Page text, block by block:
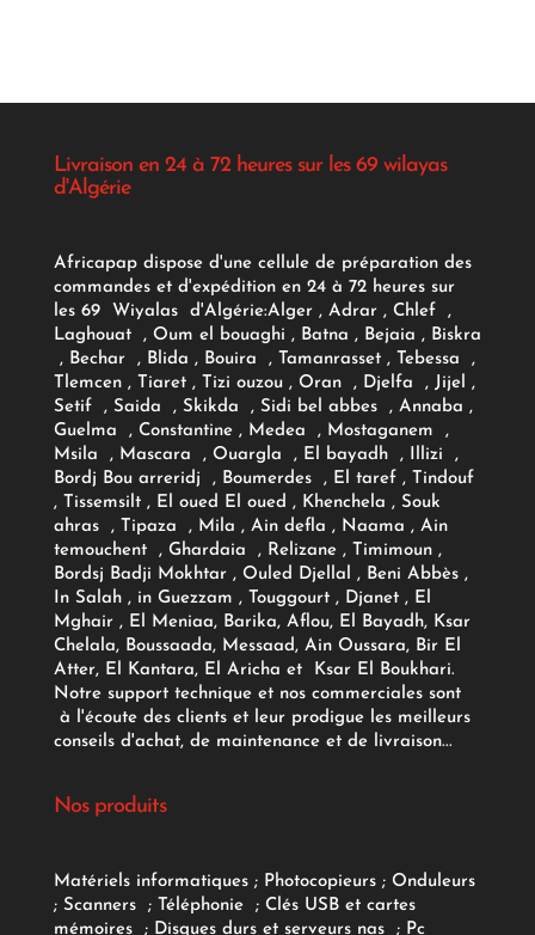
Livraison en 24 à 72 heures sur les 69 wilayas
d'Algérie
Africapap dispose d'une cellule de préparation des
commandes et d'expédition en 24 à 72 heures sur
les 69 Wiyalas d'Algérie:Alger , Adrar, Chlef ,
Laghouat , Oum el bouaghi , Batna , Bejaia , Biskra
, Bechar , Blida , Bouira , Tamanrasset , Tebessa ,
Tlemcen , Tiaret , Tizi ouzou , Oran , Djelfa , Jijel ,
Setif , Saida , Skikda , Sidi bel abbes , Annaba ,
Guelma , Constantine , Medea , Mostaganem ,
Msila , Mascara , Ouargla , El bayadh , Illizi ,
Bordj Bou arreridj , Boumerdes , El taref , Tindouf
, Tissemsilt , El oued El oued , Khenchela , Souk
ahras , Tipaza , Mila , Ain defla , Naama , Ain
temouchent , Ghardaia , Relizane , Timimoun ,
Bordsj Badji Mokhtar , Ouled Djellal , Beni Abbès ,
In Salah , in Guezzam , Touggourt , Djanet , El
Mghair , El Meniaa, Barika, Aflou, El Bayadh, Ksar
Chelala, Boussaada, Messaad, Ain Oussara, Bir El
Atter, El Kantara, El Aricha et Ksar El Boukhari.
Notre support technique et nos commerciales sont
à l'écoute des clients et leur prodigue les meilleurs
conseils d'achat, de maintenance et de livraison...
Nos produits
Matériels informatiques; Photocopieurs; Onduleurs
; Scanners ; Téléphonie ; Clés USB et cartes
mémoires
; Disques durs et serveurs nas ; Pc